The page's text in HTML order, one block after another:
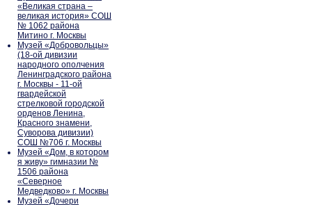
«Великая страна –
великая история» СОШ
№ 1062 района
Митино г. Москвы
Музей «Добровольцы»
(18-ой дивизии
народного ополчения
Ленинградского района
г. Москвы - 11-ой
гвардейской
стрелковой городской
орденов Ленина,
Красного знамени,
Суворова дивизии)
СОШ №706 г. Москвы
Музей «Дом, в котором
я живу» гимназии №
1506 района
«Северное
Медведково» г. Москвы
Музей «Дочери